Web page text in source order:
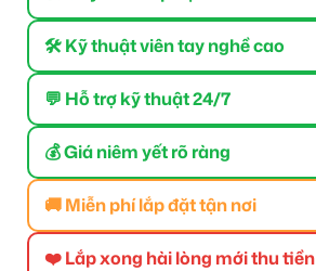
🛠 Kỹ thuật viên tay nghề cao
💬 Hỗ trợ kỹ thuật 24/7
💰 Giá niêm yết rõ ràng
🚚 Miễn phí lắp đặt tận nơi
❤️ Lắp xong hài lòng mới thu tiền